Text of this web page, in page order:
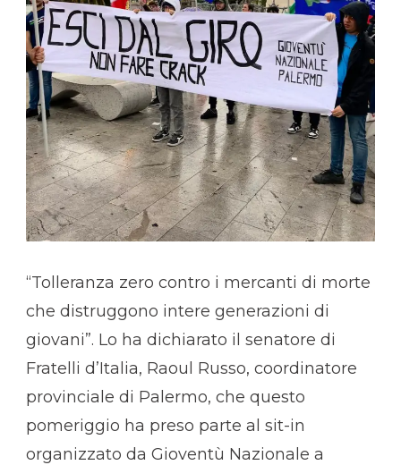
“Tolleranza zero contro i mercanti di morte
che distruggono intere generazioni di
giovani”. Lo ha dichiarato il senatore di
Fratelli d’Italia, Raoul Russo, coordinatore
provinciale di Palermo, che questo
pomeriggio ha preso parte al sit-in
organizzato da Gioventù Nazionale a